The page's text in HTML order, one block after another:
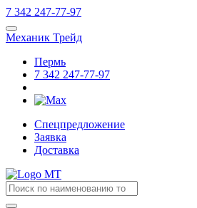
7 342 247-77-97
Механик Трейд
Пермь
7 342 247-77-97
Спецпредложение
Заявка
Доставка